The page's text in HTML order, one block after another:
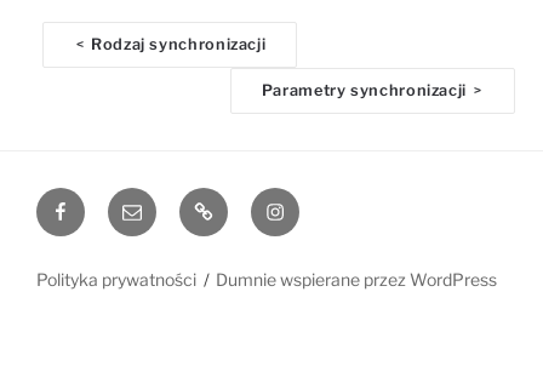
o
v
a
< Rodzaj synchronizacji
Parametry synchronizacji >
FacebookEmail www Instagram
Polityka prywatności Dumnie wspierane przez WordPress